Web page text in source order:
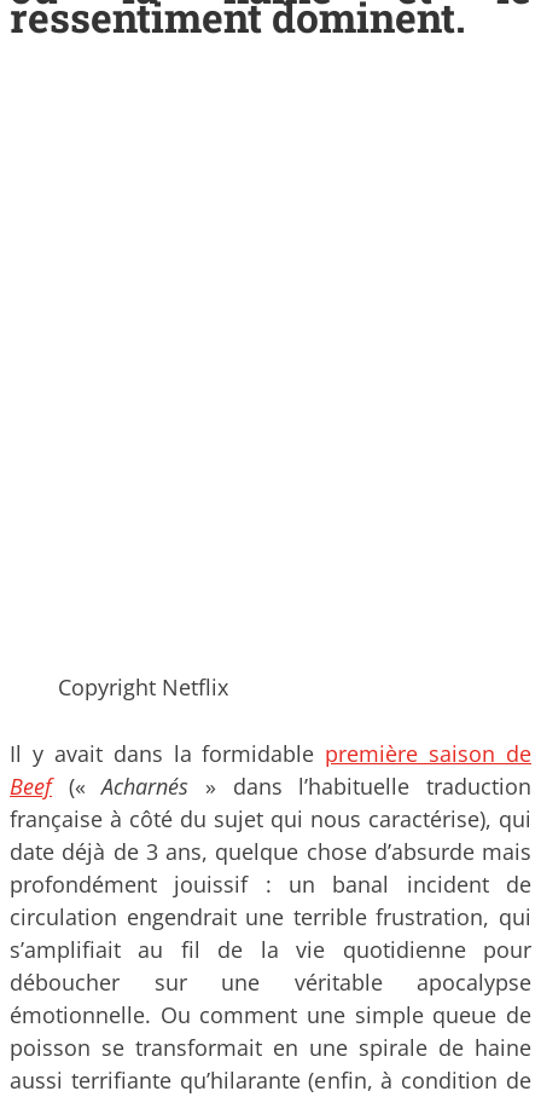
ressentiment dominent.
Copyright Netflix
Il y avait dans la formidable première saison de
Beef(«Acharnés » dans l’habituelle traduction
française à côté du sujet qui nous caractérise), qui
date déjà de 3 ans, quelque chose d’absurde mais
profondément jouissif : un banal incident de
circulation engendrait une terrible frustration, qui
s’amplifiait au fil de la vie quotidienne pour
déboucher sur une véritable apocalypse
émotionnelle. Ou comment une simple queue de
poisson se transformait en une spirale de haine
aussi terrifiante qu’hilarante (enfin, à condition de